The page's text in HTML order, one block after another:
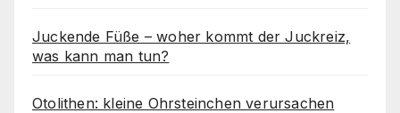
Juckende Füße – woher kommt der Juckreiz,
was kann man tun?
Otolithen: kleine Ohrsteinchen verursachen